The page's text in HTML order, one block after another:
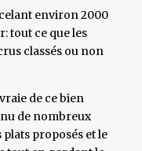
environ 2000
tout ce que les
classés ou non
de ce bien
de nombreux
plats proposés et le